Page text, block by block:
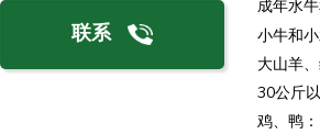
联系
成年水
小牛和
大山羊
30公斤
鸡、鸭